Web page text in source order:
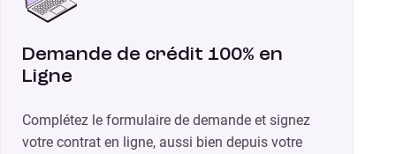
Demande de crédit 100% en
Ligne
Complétez le formulaire de demande et signez
votre contrat en ligne, aussi bien depuis votre